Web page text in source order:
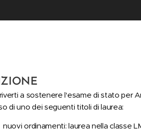
a sostenere l'esame di stato per
di uno dei seguenti titoli di laurea:
nuovi ordinamenti: laurea nella classe